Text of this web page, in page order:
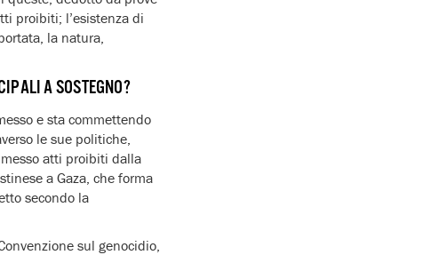
proibiti; l’esistenza di
la natura,
A SOSTEGNO?
e sta commettendo
le sue politiche,
atti proibiti dalla
a Gaza, che forma
secondo la
sul genocidio,